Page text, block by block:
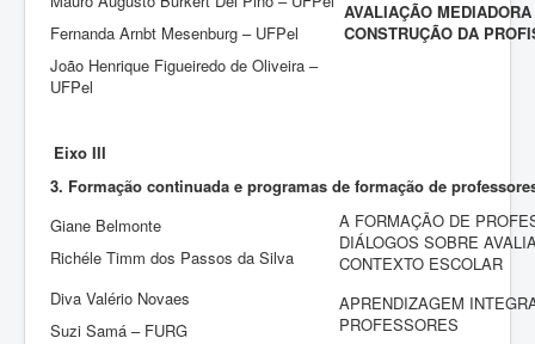
Fernanda Arnbt Mesenburg – UFPel
João Henrique Figueiredo de Oliveira –
UFPel
AVALIAÇÃO
CONSTRUÇÃO DA
Eixo III
3. Formação continuada e programas de formação de
Giane Belmonte
Richéle Timm dos Passos da Silva
A FORMAÇÃO DE
DIÁLOGOS SOBRE
CONTEXTO ESCOLAR
Diva Valério Novaes
Suzi Samá – FURG
APRENDIZAGEM
PROFESSORES